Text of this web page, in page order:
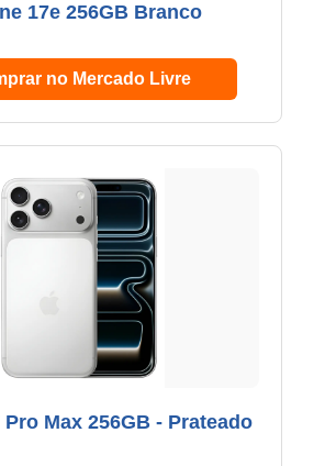
17e 256GB Branco
no Mercado Livre
Max 256GB - Prateado